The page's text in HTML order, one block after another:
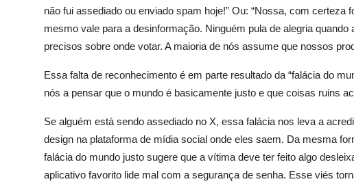
não fui assediado ou enviado spam hoje!” Ou: “Nossa, com certeza
mesmo vale para a desinformação. Ninguém pula de alegria
precisos sobre onde votar. A maioria de nós assume que nossos
Essa falta de reconhecimento é em parte resultado da “falácia do
nós a pensar que o mundo é basicamente justo e que coisas ruins
Se alguém está sendo assediado no X, essa falácia nos leva a
design na plataforma de mídia social onde eles saem. Da mesma
falácia do mundo justo sugere que a vítima deve ter feito algo
aplicativo favorito lide mal com a segurança de senha. Esse viés